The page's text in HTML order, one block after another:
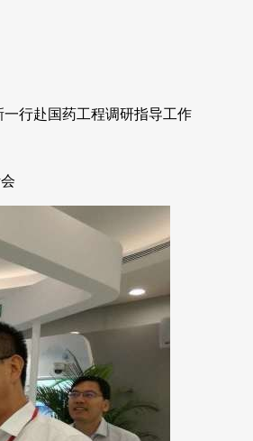
行赴国药工程调研指导工作